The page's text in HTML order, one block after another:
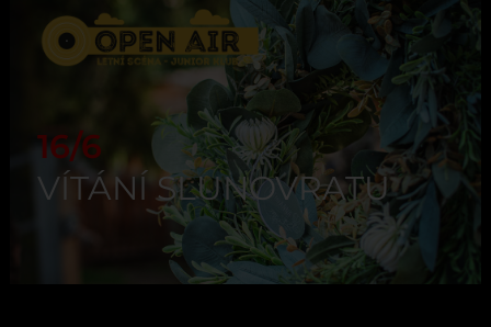
16/6
VÍTÁNÍ SLUNOVRATU